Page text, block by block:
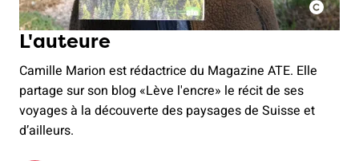
L'auteure
Camille Marion est rédactrice du Magazine ATE. Elle
partage sur son blog «Lève l'encre» le récit de ses
voyages à la découverte des paysages de Suisse et
d’ailleurs.